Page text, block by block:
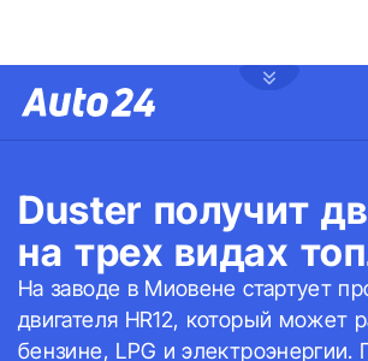
Duster получит
на трех видах
На заводе в Миовене стартует
двигателя HR12, который может
бензине, LPG и электроэнергии.